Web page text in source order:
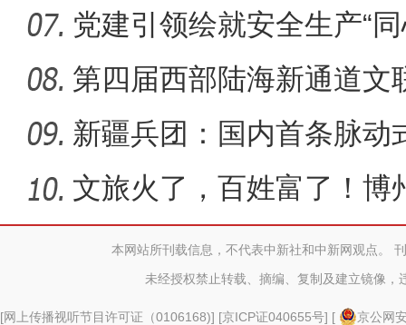
党建引领绘就安全生产“同
第四届西部陆海新通道文
鲁木齐
新疆兵团：国内首条脉动
产线满
文旅火了，百姓富了！博
心坎上
本网站所刊载信息，不代表中新社和中新网观点。
未经授权禁止转载、摘编、复制及建立镜像，
[网上传播视听节目许可证（0106168)] [京ICP证040655号] [
京公网